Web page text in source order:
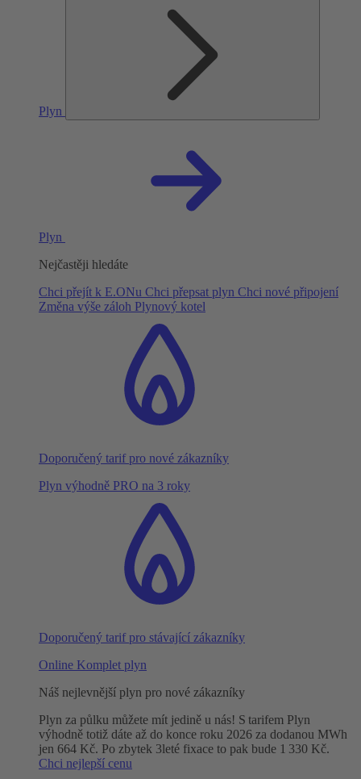
Plyn
Plyn
Nejčastěji hledáte
Chci přejít k E.ONu Chci přepsat plyn Chci nové připojení
Změna výše záloh Plynový kotel
Doporučený tarif pro nové zákazníky
Plyn výhodně PRO na 3 roky
Doporučený tarif pro stávající zákazníky
Online Komplet plyn
Náš nejlevnější plyn pro nové zákazníky
Plyn za půlku můžete mít jedině u nás! S tarifem Plyn
výhodně totiž dáte až do konce roku 2026 za dodanou MWh
jen 664 Kč. Po zbytek 3leté fixace to pak bude 1 330 Kč.
Chci nejlepší cenu